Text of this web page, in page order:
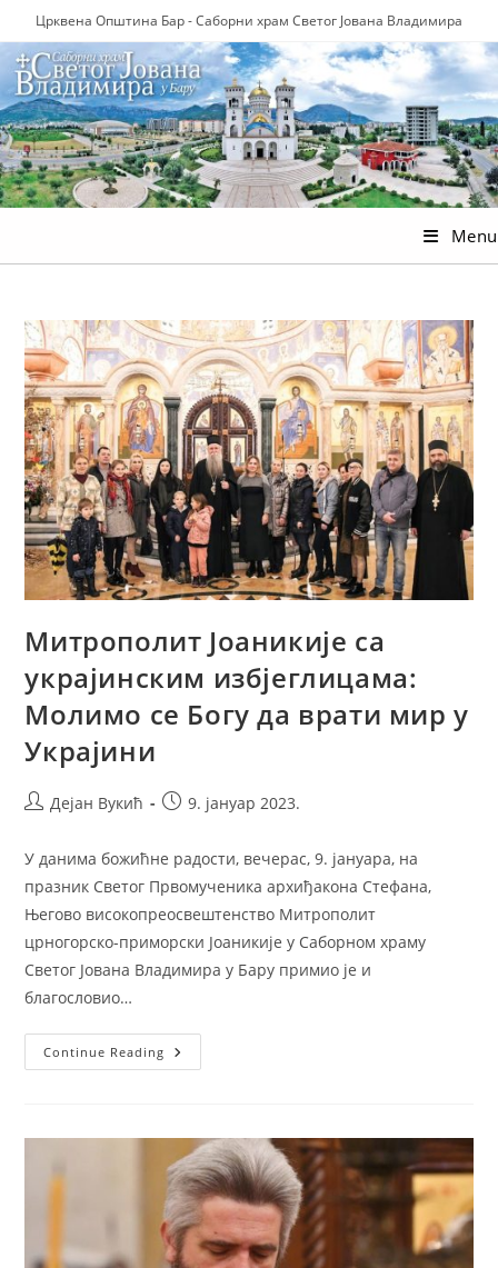
to
content
Црквена Општина Бар - Саборни храм Светог Јована Владимира
Menu
Митрополит Јоаникије са
украјинским избјеглицама:
Молимо се Богу да врати мир у
Украјини
PostДејан Вукић
Post9. јануар 2023.
У данима божићне радости, вечерас, 9. јануара, на
празник Светог Првомученика архиђакона Стефана,
Његово високопреосвештенство Митрополит
црногорско-приморски Јоаникије у Саборном храму
Светог Јована Владимира у Бару примио је и
благословио…
Continue Reading Митрополит
Јоаникије
Богу
Да
Врати
Мир
У
Украјини